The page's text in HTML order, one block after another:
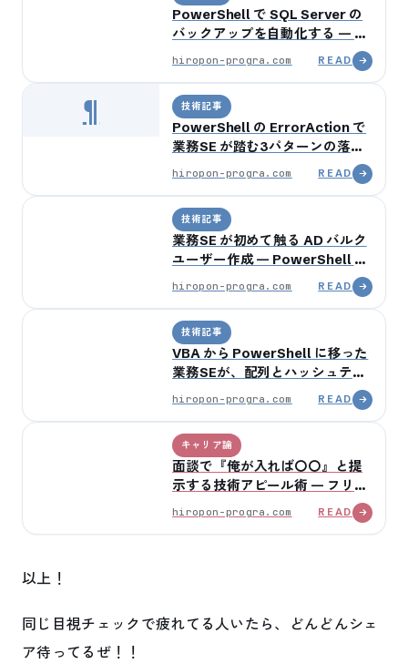
PowerShell で SQL Server の
バックアップを自動化する — 完
全 / 差分 / トランザクションログ
hiropon-progra.com READ
¶ 技術記事
PowerShell の ErrorAction で
業務SE が踏む3パターンの落と
し穴 —
Continue/Stop/SilentlyContinue
と try-catch
hiropon-progra.com READ
技術記事
業務SE が初めて触る AD バルク
ユーザー作成 — PowerShell で
30人を5分で登録するスクリプ
hiropon-progra.com READ
技術記事
VBA から PowerShell に移った
業務SEが、配列とハッシュテー
ブルで戸惑う3つの構造差
hiropon-progra.com READ
キャリア論
面談で『俺が入れば〇〇』と提
示する技術アピール術 — フリー
ランス業務SE の単価交渉の核
hiropon-progra.com READ
以上！
同じ目視チェックで疲れてる人いたら、どんどんシェ
ア待ってるぜ！！